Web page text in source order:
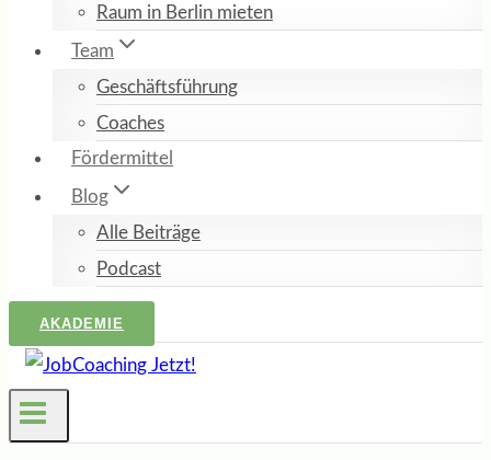
Raum in Berlin mieten
Team
Geschäftsführung
Coaches
Fördermittel
Blog
Alle Beiträge
Podcast
AKADEMIE